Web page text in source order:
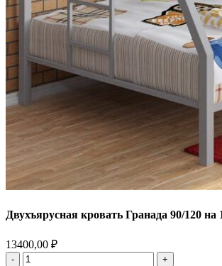
Двухъярусная кровать Гранада 90/120 на
13400,00 ₽
Количество